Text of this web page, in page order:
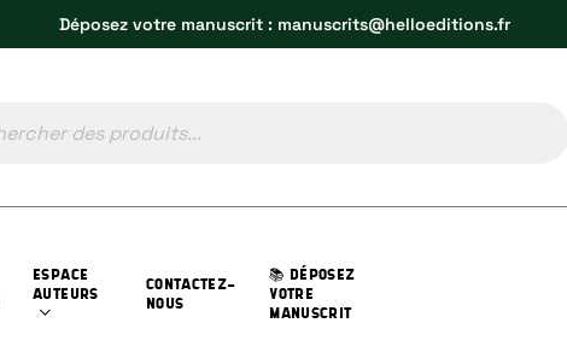
Déposez votre manuscrit : manuscrits@helloeditions.fr
ESPACE
AUTEURS
CONTACTEZ-
NOUS
📚 DÉPOSEZ
VOTRE
MANUSCRIT